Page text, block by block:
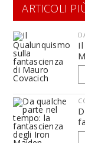
ARTICOLI
Il